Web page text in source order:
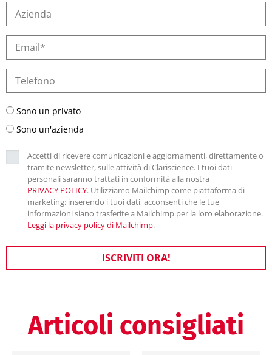
Sono un privato
Sono un'azienda
Accetti di ricevere comunicazioni e aggiornamenti, direttamente o
tramite newsletter, sulle attività di Clariscience. I tuoi dati
personali saranno trattati in conformità alla nostra
PRIVACY POLICY. Utilizziamo Mailchimp come piattaforma di
marketing: inserendo i tuoi dati, acconsenti che le tue
informazioni siano trasferite a Mailchimp per la loro elaborazione.
Leggi la privacy policy di Mailchimp.
ISCRIVITI ORA!
Articoli consigliati